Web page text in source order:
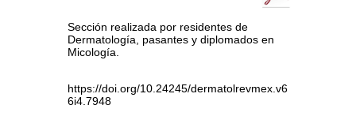
Sección realizada por residentes de
Dermatología, pasantes y diplomados en
Micología.
https://doi.org/10.24245/dermatolrevmex.v6
6i4.7948